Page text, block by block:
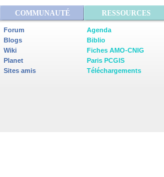
COMMUNAUTÉ RESSOURCES
Forum
Blogs
Wiki
Planet
Sites amis
Agenda
Biblio
Fiches AMO-CNIG
Paris PCGIS
Téléchargements